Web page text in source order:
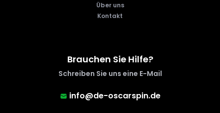
Über uns
Kontakt
Brauchen Sie Hilfe?
Schreiben Sie uns eine E-Mail
info@de-oscarspin.de